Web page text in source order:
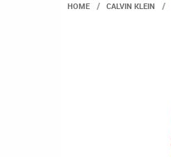
HOME CALVIN KLEIN